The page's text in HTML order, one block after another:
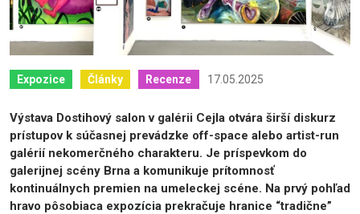
Expozice Články Recenze 17.05.2025
Výstava Dostihový salon v galérii Cejla otvára širší diskurz
prístupov k súčasnej prevádzke off-space alebo artist-run
galérií nekomerčného charakteru. Je príspevkom do
galerijnej scény Brna a komunikuje prítomnosť
kontinuálnych premien na umeleckej scéne. Na prvý pohľad
hravo pôsobiaca expozícia prekračuje hranice “tradične”